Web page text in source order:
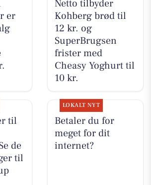
er
Netto tilbyder
Kohberg brød til
12 kr. og
SuperBrugsen
frister med
Cheasy Yoghurt til
10 kr.
til
de
til
LOKALT NYT
Betaler du for
meget for dit
internet?